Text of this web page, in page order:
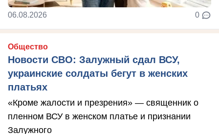
06.08.2026 0
Общество
Новости СВО: Залужный сдал ВСУ,
украинские солдаты бегут в женских
платьях
«Кроме жалости и презрения» — священник о
пленном ВСУ в женском платье и признании
Залужного